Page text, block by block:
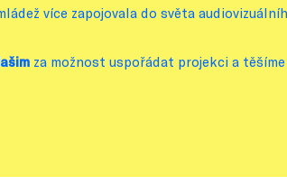
více zapojovala do světa
za možnost uspořádat projekci a